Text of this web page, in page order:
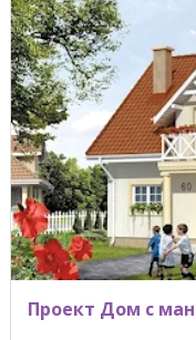
Проект Дом с